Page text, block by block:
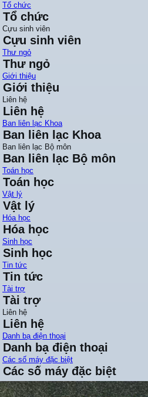
Tổ chức
Tổ chức
Cựu sinh viên
Cựu sinh viên
Thư ngỏ
Thư ngỏ
Giới thiệu
Giới thiệu
Liên hệ
Liên hệ
Ban liên lạc Khoa
Ban liên lạc Khoa
Ban liên lạc Bộ môn
Ban liên lạc Bộ môn
Toán học
Toán học
Vật lý
Vật lý
Hóa học
Hóa học
Sinh học
Sinh học
Tin tức
Tin tức
Tài trợ
Tài trợ
Liên hệ
Liên hệ
Danh bạ điện thoại
Danh bạ điện thoại
Các số máy đặc biệt
Các số máy đặc biệt